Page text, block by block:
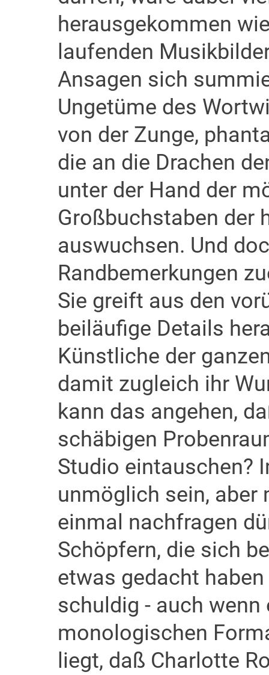
herausgekommen
laufenden
Ansagen sich
Ungetüme des
von der Zunge,
die an die Drachen
unter der Hand der
Großbuchstaben der
auswuchsen. Und
Randbemerkungen
Sie greift aus den
beiläufige Details
Künstliche der
damit zugleich ihr
kann das angehen,
schäbigen
Studio eintauschen?
unmöglich sein, aber
einmal nachfragen
Schöpfern, die sich
etwas gedacht
schuldig - auch
monologischen
liegt, daß Charlotte